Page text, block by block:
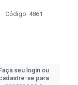
Código: 4861
seu login ou
se para